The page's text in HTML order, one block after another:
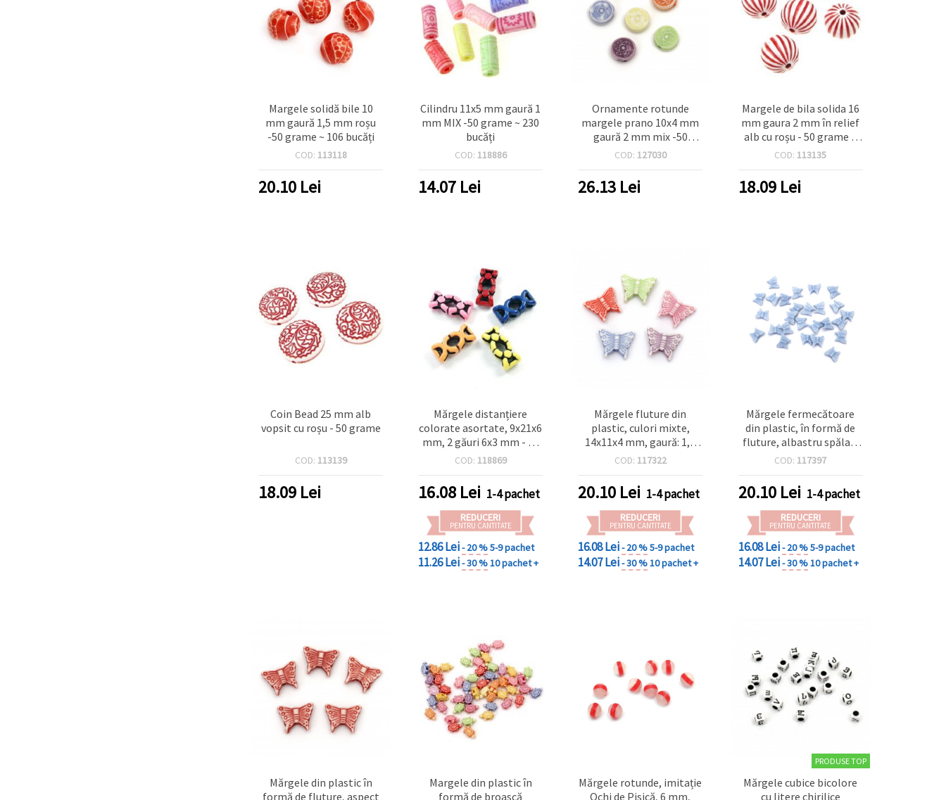
Margele solidă bile 10
mm gaură 1,5 mm roșu
-50 grame ~ 106 bucăți
COD: 113118
20.10 Lei
Cilindru 11x5 mm gaură 1
mm MIX -50 grame ~ 230
bucăți
COD: 118886
14.07 Lei
Ornamente rotunde
margele prano 10x4 mm
gaură 2 mm mix -50
grame ~ 157 bucăți
COD: 127030
26.13 Lei
Margele de bila solida 16
mm gaura 2 mm în relief
alb cu roșu - 50 grame ~
22 buc
COD: 113135
18.09Lei
Coin Bead 25 mm alb
vopsit cu roșu - 50 grame
COD: 113139
18.09 Lei
Mărgele distanțiere
colorate asortate, 9x21x6
mm, 2 găuri 6x3 mm - 20
bucăți
COD: 118869
16.08 Lei 1-4 pachet
REDUCERI
PENTRU CANTITATE
12.86 Lei- 20 %5-9 pachet
11.26 Lei- 30 %10 pachet +
Mărgele fluture din
plastic, culori mixte,
14x11x4 mm, gaură: 1,5
mm, 50 g (~150 buc)
handmade și proiecte
craft
COD: 117322
20.10 Lei 1-4 pachet
REDUCERI
PENTRU CANTITATE
16.08 Lei- 20 %5-9 pachet
14.07 Lei- 30 %10 pachet +
Mărgele fermecătoare
din plastic, în formă de
fluture, albastru spălat,
14x11x4 mm, gaură 1,5
perfecte pentru bijuterii
elegante și proiecte DIY &
handmade
COD: 117397
20.10Lei 1-4 pachet
REDUCERI
PENTRU CANTITATE
16.08 Lei- 20 %5-9 pachet
14.07 Lei- 30 %10 pachet +
Mărgele din plastic în
formă de fluture, aspect
Margele din plastic în
formă de broască
Mărgele rotunde, imitație
Ochi de Pisică, 6 mm,
PRODUSE TOP
Mărgele cubice bicolore
cu litere chirilice